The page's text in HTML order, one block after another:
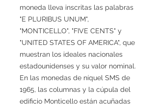
moneda lleva inscritas las palabras
"E PLURIBUS UNUM",
"MONTICELLO", "FIVE CENTS" y
"UNITED STATES OF AMERICA", que
muestran los ideales nacionales
estadounidenses y su valor nominal.
En las monedas de níquel SMS de
1965, las columnas y la cúpula del
edificio Monticello están acuñadas